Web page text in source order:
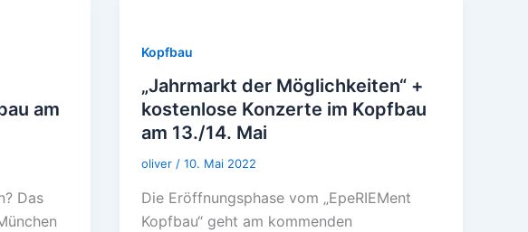
am
Das
Kopfbau
„Jahrmarkt der Möglichkeiten“ +
kostenlose Konzerte im Kopfbau
am 13./14. Mai
oliver/10. Mai 2022
Die Eröffnungsphase vom „EpeRIEMent
Kopfbau“ geht am kommenden